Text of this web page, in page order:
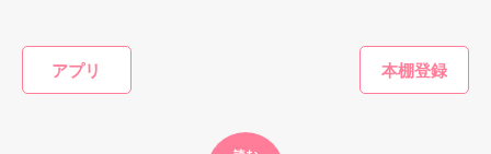
アプリ